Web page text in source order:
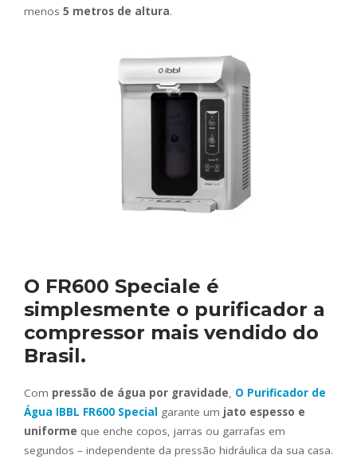
menos 5 metros de altura.
O FR600 Speciale é
simplesmente o purificador a
compressor mais vendido do
Brasil.
Com pressão de água por gravidade, O Purificador de
Água IBBL FR600 Special
garante um jato espesso e
uniforme que enche copos, jarras ou garrafas em
segundos – independente da pressão hidráulica da sua casa.